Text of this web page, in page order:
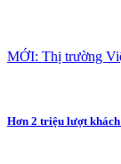
MỚI: Thị trường
Hơn 2 triệu lượt